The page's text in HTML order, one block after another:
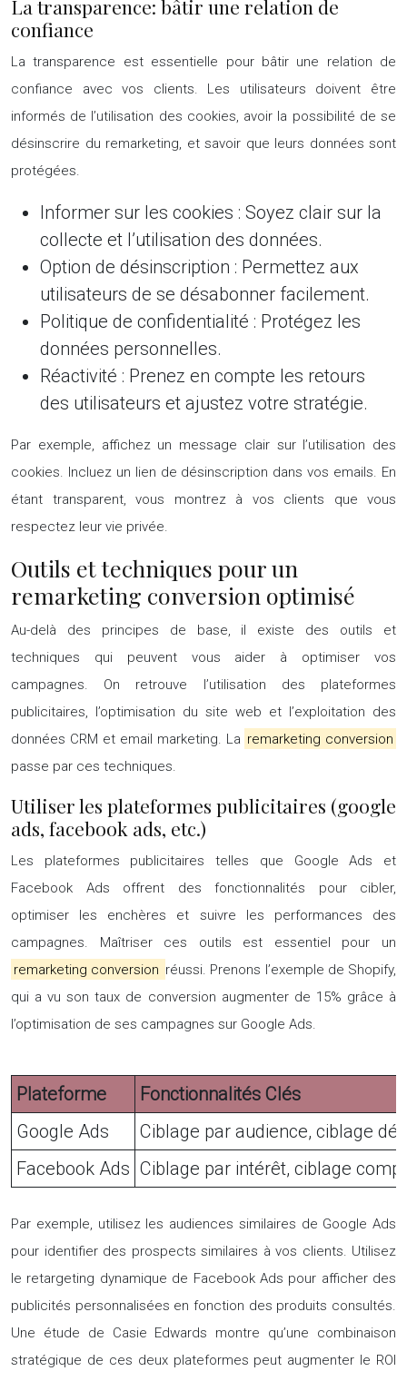
La transparence: bâtir une relation de
confiance
La transparence est essentielle pour bâtir une relation de
confiance avec vos clients. Les utilisateurs doivent être
informés de l’utilisation des cookies, avoir la possibilité de se
désinscrire du remarketing, et savoir que leurs données sont
protégées.
Informer sur les cookies : Soyez clair sur la
collecte et l’utilisation des données.
Option de désinscription : Permettez aux
utilisateurs de se désabonner facilement.
Politique de confidentialité : Protégez les
données personnelles.
Réactivité : Prenez en compte les retours
des utilisateurs et ajustez votre stratégie.
Par exemple, affichez un message clair sur l’utilisation des
cookies. Incluez un lien de désinscription dans vos emails. En
étant transparent, vous montrez à vos clients que vous
respectez leur vie privée.
Outils et techniques pour un
remarketing conversion optimisé
Au-delà des principes de base, il existe des outils et
techniques qui peuvent vous aider à optimiser vos
campagnes. On retrouve l’utilisation des plateformes
publicitaires, l’optimisation du site web et l’exploitation des
données CRM et email marketing. La remarketing conversion
passe par ces techniques.
Utiliser les plateformes publicitaires (google
ads, facebook ads, etc.)
Les plateformes publicitaires telles que Google Ads et
Facebook Ads offrent des fonctionnalités pour cibler,
optimiser les enchères et suivre les performances des
campagnes. Maîtriser ces outils est essentiel pour un
remarketing conversion réussi. Prenons l’exemple de Shopify,
qui a vu son taux de conversion augmenter de 15% grâce à
l’optimisation de ses campagnes sur Google Ads.
Plateforme
Fonctionnalités Clés
Google Ads
Ciblage par audience, ciblage
Facebook Ads Ciblage par intérêt, ciblage
Par exemple, utilisez les audiences similaires de Google Ads
pour identifier des prospects similaires à vos clients. Utilisez
le retargeting dynamique de Facebook Ads pour afficher des
publicités personnalisées en fonction des produits consultés.
Une étude de Casie Edwards montre qu’une combinaison
stratégique de ces deux plateformes peut augmenter le ROI